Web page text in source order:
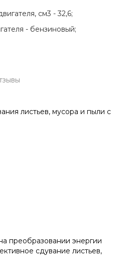
см3 -32,6;
- бензиновый;
листьев, мусора и пыли с
преобразовании энергии
сдувание листьев,